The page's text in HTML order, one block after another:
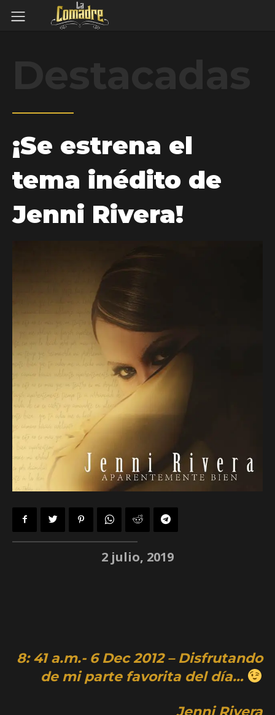
¡Se estrena el
tema inédito de
Jenni Rivera!
2 julio, 2019
8: 41 a.m.- 6 Dec 2012 – Disfrutando
de mi parte favorita del día…